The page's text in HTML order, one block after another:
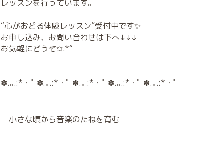
レッスンを行っています。
“心がおどる体験レッスン”受付中です✨
お申し込み、お問い合わせは下へ↓↓↓
お気軽にどうぞ✩.*˚
✽.｡.:*・ﾟ ✽.｡.:*・ﾟ ✽.｡.:*・ﾟ ✽.｡.:*・ﾟ ✽.｡.:*・ﾟ
🔸小さな頃から音楽のたねを育む🔸